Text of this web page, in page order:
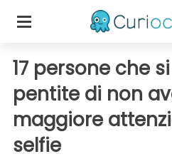
17 persone che
pentite di non
maggiore
selfie